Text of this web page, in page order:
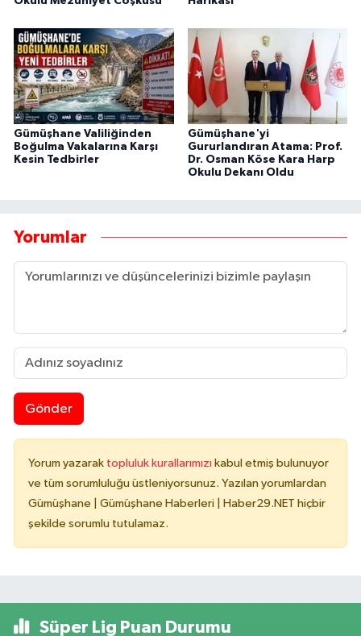
Gümüşhane Valiliğinden
Boğulma Vakalarına Karşı
Kesin Tedbirler
Gümüşhane'yi
Gururlandıran Atama: Prof.
Dr. Osman Köse Kara Harp
Okulu Dekanı Oldu
Yorumlar
Gönder
Yorum yazarak topluluk kurallarımızı kabul etmiş bulunuyor
ve tüm sorumluluğu üstleniyorsunuz. Yazılan yorumlardan
Gümüşhane | Gümüşhane Haberleri | Haber29.NET hiçbir
şekilde sorumlu tutulamaz.
Süper Lig Puan Durumu